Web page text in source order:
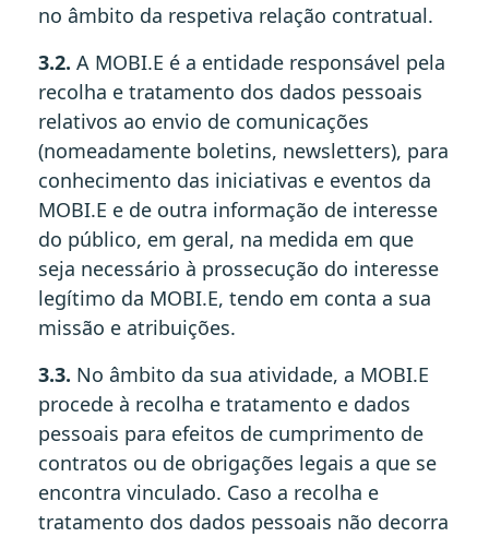
no âmbito da respetiva relação contratual.
3.2. A MOBI.E é a entidade responsável pela
recolha e tratamento dos dados pessoais
relativos ao envio de comunicações
(nomeadamente boletins, newsletters), para
conhecimento das iniciativas e eventos da
MOBI.E e de outra informação de interesse
do público, em geral, na medida em que
seja necessário à prossecução do interesse
legítimo da MOBI.E, tendo em conta a sua
missão e atribuições.
3.3. No âmbito da sua atividade, a MOBI.E
procede à recolha e tratamento e dados
pessoais para efeitos de cumprimento de
contratos ou de obrigações legais a que se
encontra vinculado. Caso a recolha e
tratamento dos dados pessoais não decorra